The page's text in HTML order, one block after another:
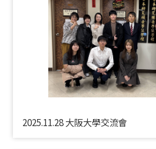
2025.11.28 大阪大學交流會